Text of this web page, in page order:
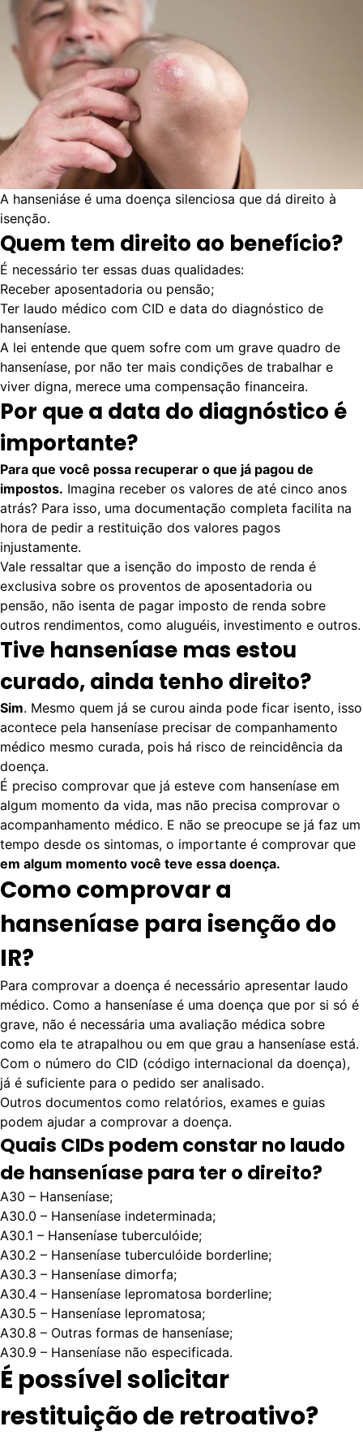
A hanseniáse é uma doença silenciosa que dá direito à
isenção.
Quem tem direito ao benefício?
É necessário ter essas duas qualidades:
Receber aposentadoria ou pensão;
Ter laudo médico com CID e data do diagnóstico de
hanseníase.
A lei entende que quem sofre com um grave quadro de
hanseníase, por não ter mais condições de trabalhar e
viver digna, merece uma compensação financeira.
Por que a data do diagnóstico é
importante?
Para que você possa recuperar o que já pagou de
impostos. Imagina receber os valores de até cinco anos
atrás? Para isso, uma documentação completa facilita na
hora de pedir a restituição dos valores pagos
injustamente.
Vale ressaltar que a isenção do imposto de renda é
exclusiva sobre os proventos de aposentadoria ou
pensão, não isenta de pagar imposto de renda sobre
outros rendimentos, como aluguéis, investimento e outros.
Tive hanseníase mas estou
curado, ainda tenho direito?
Sim. Mesmo quem já se curou ainda pode ficar isento, isso
acontece pela hanseníase precisar de companhamento
médico mesmo curada, pois há risco de reincidência da
doença.
É preciso comprovar que já esteve com hanseníase em
algum momento da vida, mas não precisa comprovar o
acompanhamento médico. E não se preocupe se já faz um
tempo desde os sintomas, o importante é comprovar que
em algum momento você teve essa doença.
Como comprovar a
hanseníase para isenção do
IR?
Para comprovar a doença é necessário apresentar laudo
médico. Como a hanseníase é uma doença que por si só é
grave, não é necessária uma avaliação médica sobre
como ela te atrapalhou ou em que grau a hanseníase está.
Com o número do CID (código internacional da doença),
já é suficiente para o pedido ser analisado.
Outros documentos como relatórios, exames e guias
podem ajudar a comprovar a doença.
Quais CIDs podem constar no laudo
de hanseníase para ter o direito?
A30 – Hanseníase;
A30.0 – Hanseníase indeterminada;
A30.1 – Hanseníase tuberculóide;
A30.2 – Hanseníase tuberculóide borderline;
A30.3 – Hanseníase dimorfa;
A30.4 – Hanseníase lepromatosa borderline;
A30.5 – Hanseníase lepromatosa;
A30.8 – Outras formas de hanseníase;
A30.9 – Hanseníase não especificada.
É possível solicitar
restituição de retroativo?